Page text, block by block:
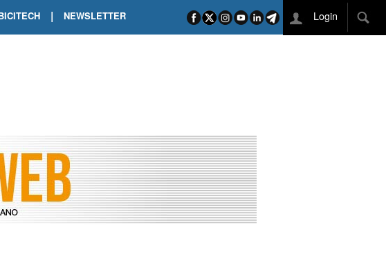
MERLETTE INCORONA CARAPAZ
VOIRON TRIONFO DI PHILIPSEN SU SCHMID E KOOIJ
| NEWSLETTER Login